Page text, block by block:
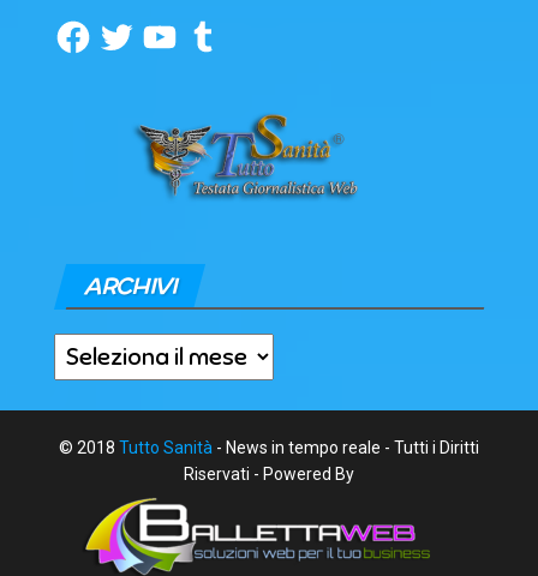
Facebook
TwitterYouTubeTumblr
ARCHIVI
Archivi
© 2018 Tutto Sanità - News in tempo reale - Tutti i Diritti
Riservati - Powered By